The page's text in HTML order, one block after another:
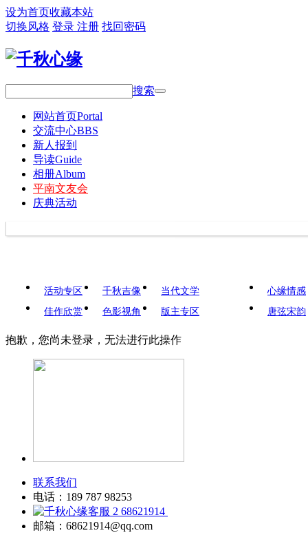
设为首页收藏本站
切换风格 登录 注册 找回密码
搜索
网站首页Portal
交流中心BBS
新人报到
导读Guide
相册Album
平南文友会
庆典活动
活动专区 千秋吉像
当代文学
佳作欣赏
色影视角 版主专区
心缘情感
唐弦宋韵
抱歉，您尚未登录，无法进行此操作
联系我们
电话：189 787 98253
68621914
邮箱：68621914@qq.com